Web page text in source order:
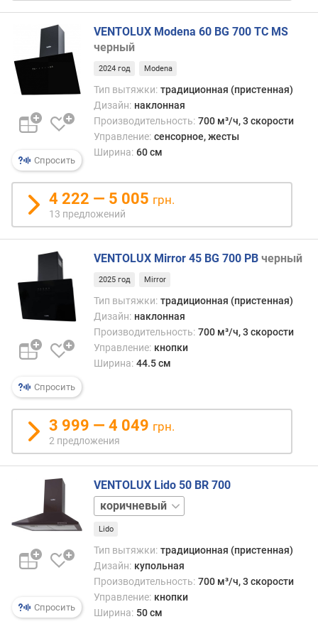
и
т
л
ь
н
с
т
ь
(
м
о
о
р
м
/
ч
п
р
о
и
з
д
и
е
л
н
о
Спросить
VENTOLUX Modena 60 BG 700 TC MS
черный
2024 год Modena
Тип вытяжки: традиционная (пристенная)
Дизайн: наклонная
Производительность: 700 м³/ч, 3 скорости
Управление: сенсорное, жесты
Ширина: 60 см
4 222 — 5 005 грн.
13 предложений
Спросить
VENTOLUX Mirror 45 BG 700 PB черный
2025 год Mirror
Тип вытяжки: традиционная (пристенная)
Дизайн: наклонная
Производительность: 700 м³/ч, 3 скорости
Управление: кнопки
Ширина: 44.5 см
3 999 — 4 049 грн.
2 предложения
Спросить
VENTOLUX Lido 50 BR 700
белый
нержавейка
черный
Lido
Тип вытяжки: традиционная (пристенная)
Дизайн: купольная
Производительность: 700 м³/ч, 3 скорости
Управление: кнопки
Ширина: 50 см